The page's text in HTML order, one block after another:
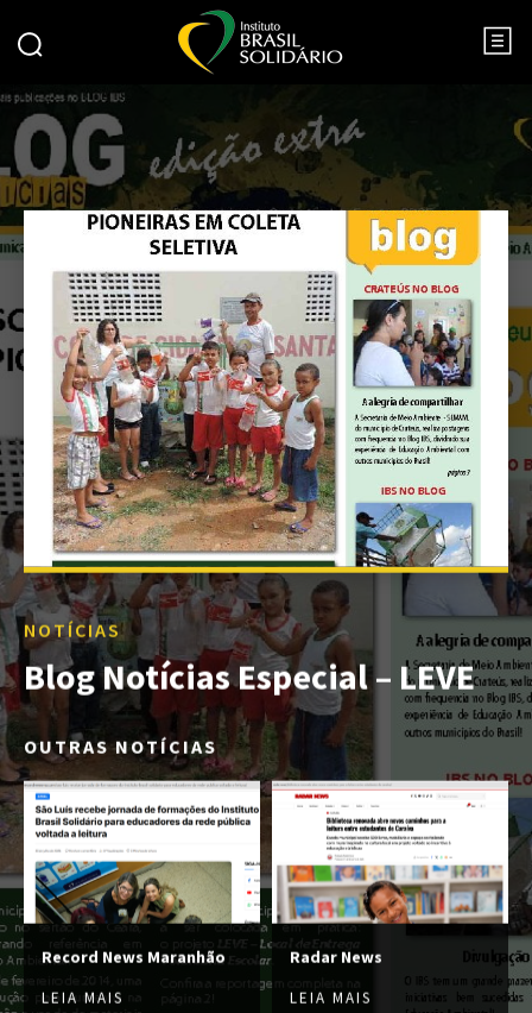
NOTÍCIAS
Blog Notícias Especial – LEVE
OUTRAS NOTÍCIAS
Record News Maranhão
LEIA MAIS
Radar News
LEIA MAIS